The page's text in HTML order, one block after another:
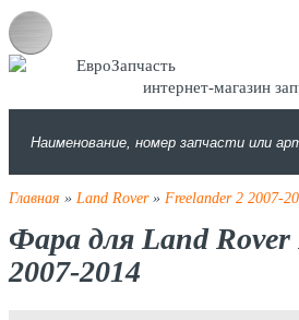
интернет-магазин
Главная » Land Rover» Freelander 2 2007-
Фара для Land Rover
2007-2014